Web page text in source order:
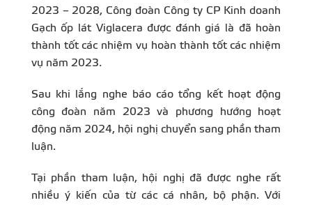
2023 – 2028, Công đoàn Công ty CP Kinh doanh
Gạch ốp lát Viglacera được đánh giá là đã hoàn
thành tốt các nhiệm vụ hoàn thành tốt các nhiệm
vụ năm 2023.
Sau khi lắng nghe báo cáo tổng kết hoạt động
công đoàn năm 2023 và phương hướng hoạt
động năm 2024, hội nghị chuyển sang phần tham
luận.
Tại phần tham luận, hội nghị đã được nghe rất
nhiều ý kiến của từ các cá nhân, bộ phận. Với